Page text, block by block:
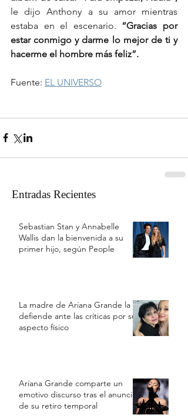
le dijo Anthony a su amor mientras
estaba en el escenario. “Gracias por
estar conmigo y darme lo mejor de ti y
hacerme el hombre más feliz”.
Fuente: EL UNIVERSO
Entradas Recientes
Sebastian Stan y Annabelle
Wallis dan la bienvenida a su
primer hijo, según People
La madre de Ariana Grande la
defiende ante las críticas por su
aspecto físico
Ariana Grande comparte un
emotivo discurso tras el anuncio
de su retiro temporal